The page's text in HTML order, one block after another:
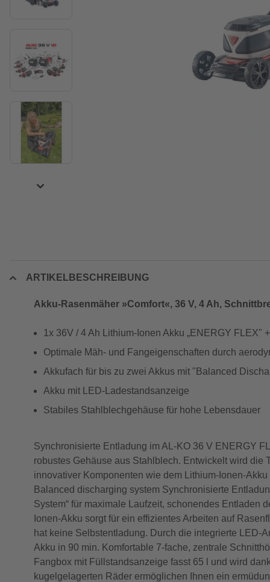
ARTIKELBESCHREIBUNG
Akku-Rasenmäher »Comfort«, 36 V, 4 Ah,
1x 36V / 4 Ah Lithium-Ionen Akku „ENERGY FLEX"
Optimale Mäh- und Fangeigenschaften durch
Akkufach für bis zu zwei Akkus mit "Balanced
Akku mit LED-Ladestandsanzeige
Stabiles Stahlblechgehäuse für hohe Lebensdauer
Synchronisierte Entladung im AL-KO 36 V ENERGY
robustes Gehäuse aus Stahlblech. Entwickelt wird die
innovativer Komponenten wie dem Lithium-Ionen-
Balanced discharging system Synchronisierte
System“ für maximale Laufzeit, schonendes Entladen
Ionen-Akku sorgt für ein effizientes Arbeiten auf
hat keine Selbstentladung. Durch die integrierte LED-
Akku in 90 min. Komfortable 7-fache, zentrale
Fangbox mit Füllstandsanzeige fasst 65 l und wird
kugelgelagerten Räder ermöglichen Ihnen ein